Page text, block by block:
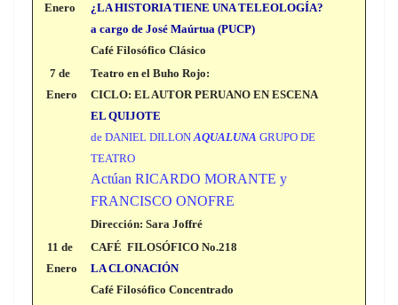
Enero
¿LA HISTORIA TIENE UNA TELEOLOGÍA?
a cargo de José Maúrtua (PUCP)
Café Filosófico Clásico
7 de
Enero
Teatro en el Buho Rojo:
CICLO: EL AUTOR PERUANO EN ESCENA
EL QUIJOTE
de DANIEL DILLON AQUALUNA GRUPO DE
TEATRO
Actúan RICARDO MORANTE y
FRANCISCO ONOFRE
Dirección: Sara Joffré
11 de
Enero
CAFÉ FILOSÓFICO No.218
LA CLONACIÓN
Café Filosófico Concentrado